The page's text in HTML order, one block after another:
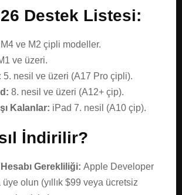
Destek Listesi:
M4 ve M2 çipli modeller.
ve üzeri.
5. nesil ve üzeri (A17 Pro çipli).
8. nesil ve üzeri (A12+ çip).
Kalanlar: iPad 7. nesil (A10 çip).
İndirilir?
Gerekliliği: Apple Developer
üye olun (yıllık $99 veya ücretsiz